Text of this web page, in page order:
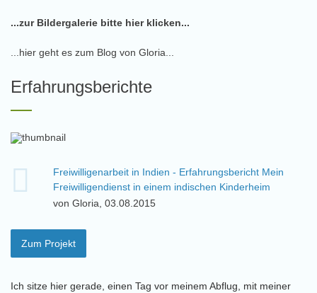
...zur Bildergalerie bitte hier klicken...
...hier geht es zum Blog von Gloria...
Erfahrungsberichte
Freiwilligenarbeit in Indien - Erfahrungsbericht Mein
Freiwilligendienst in einem indischen Kinderheim
von Gloria, 03.08.2015
Zum Projekt
Ich sitze hier gerade, einen Tag vor meinem Abflug, mit meiner